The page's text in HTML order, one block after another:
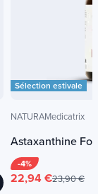
Sélection estivale
NATURAMedicatrix
Astaxanthine
-4%
22,94 €23,90 €